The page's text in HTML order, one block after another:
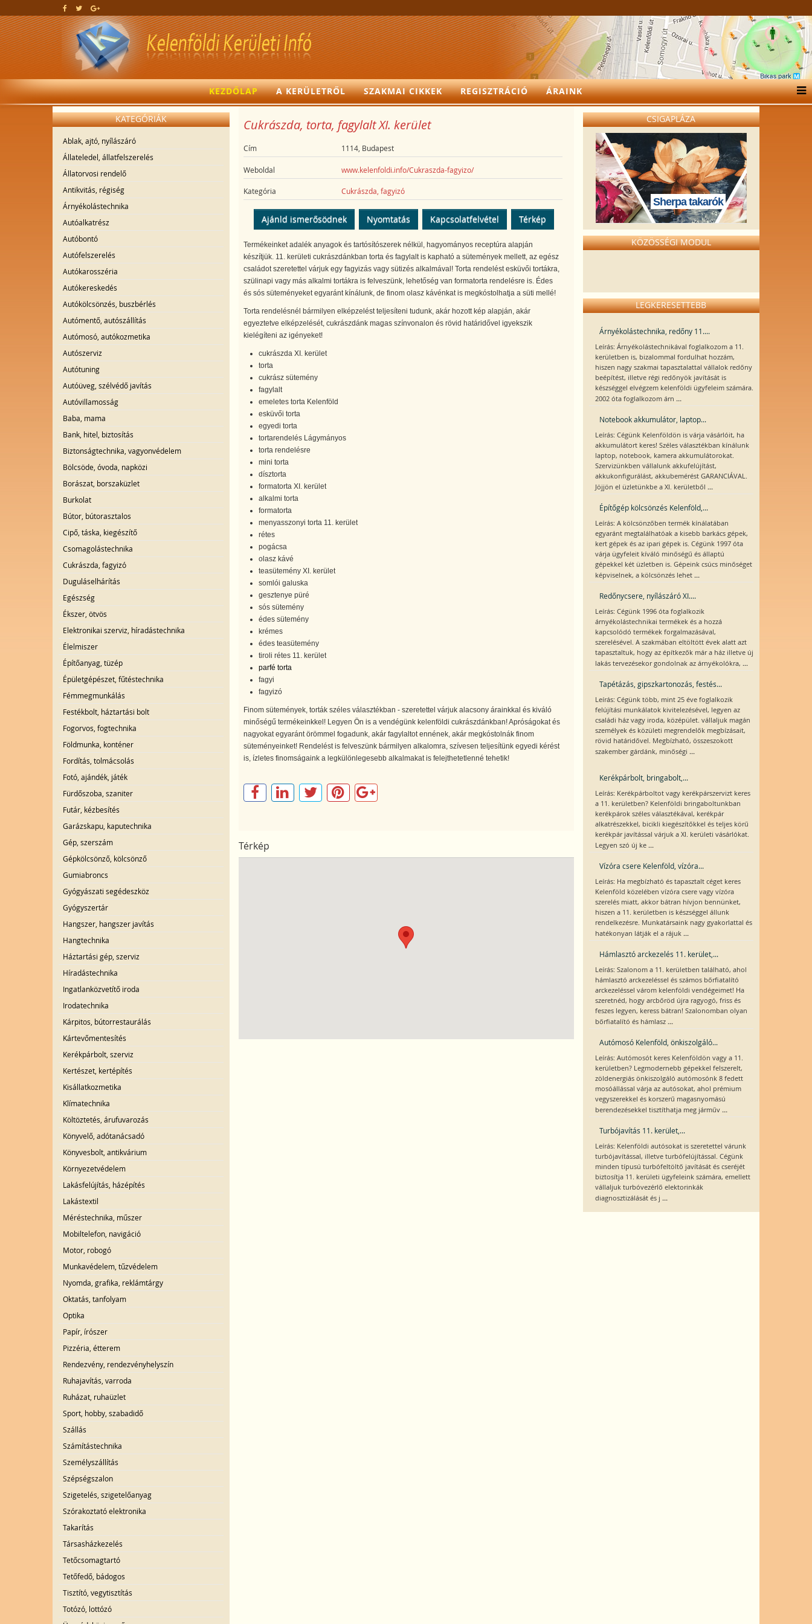
KEZDŐLAP A KERÜLETRŐL SZAKMAI CIKKEK REGISZTRÁCIÓ ÁRAINK
KATEGÓRIÁK
Ablak, ajtó, nyílászáró
Állateledel, állatfelszerelés
Állatorvosi rendelő
Antikvitás, régiség
Árnyékolástechnika
Autóalkatrész
Autóbontó
Autófelszerelés
Autókarosszéria
Autókereskedés
Autókölcsönzés, buszbérlés
Autómentő, autószállítás
Autómosó, autókozmetika
Autószerviz
Autótuning
Autóüveg, szélvédő javítás
Autóvillamosság
Baba, mama
Bank, hitel, biztosítás
Biztonságtechnika, vagyonvédelem
Bölcsöde, óvoda, napközi
Borászat, borszaküzlet
Burkolat
Bútor, bútorasztalos
Cipő, táska, kiegészítő
Csomagolástechnika
Cukrászda, fagyizó
Duguláselhárítás
Egészség
Ékszer, ötvös
Elektronikai szerviz, híradástechnika
Élelmiszer
Építőanyag, tüzép
Épületgépészet, fűtéstechnika
Fémmegmunkálás
Festékbolt, háztartási bolt
Fogorvos, fogtechnika
Földmunka, konténer
Fordítás, tolmácsolás
Fotó, ajándék, játék
Fürdőszoba, szaniter
Futár, kézbesítés
Garázskapu, kaputechnika
Gép, szerszám
Gépkölcsönző, kölcsönző
Gumiabroncs
Gyógyászati segédeszköz
Gyógyszertár
Hangszer, hangszer javítás
Hangtechnika
Háztartási gép, szerviz
Híradástechnika
Ingatlanközvetítő iroda
Irodatechnika
Kárpitos, bútorrestaurálás
Kártevőmentesítés
Kerékpárbolt, szerviz
Kertészet, kertépítés
Kisállatkozmetika
Klímatechnika
Költöztetés, árufuvarozás
Könyvelő, adótanácsadó
Könyvesbolt, antikvárium
Környezetvédelem
Lakásfelújítás, házépítés
Lakástextil
Méréstechnika, műszer
Mobiltelefon, navigáció
Motor, robogó
Munkavédelem, tűzvédelem
Nyomda, grafika, reklámtárgy
Oktatás, tanfolyam
Optika
Papír, írószer
Pizzéria, étterem
Rendezvény, rendezvényhelyszín
Ruhajavítás, varroda
Ruházat, ruhaüzlet
Sport, hobby, szabadidő
Szállás
Számítástechnika
Személyszállítás
Szépségszalon
Szigetelés, szigetelőanyag
Szórakoztató elektronika
Takarítás
Társasházkezelés
Tetőcsomagtartó
Tetőfedő, bádogos
Tisztító, vegytisztítás
Totózó, lottózó
Cukrászda, torta, fagylalt XI. kerület
Cím 1114, Budapest
Weboldal www.kelenfoldi.info/Cukraszda-fagyizo/
Kategória Cukrászda, fagyizó
Ajánld ismerősödnek Nyomtatás Kapcsolatfelvétel Térkép
Termékeinket adalék anyagok és tartósítószerek nélkül, hagyományos receptúra alapján
készítjük. 11. kerületi cukrászdánkban torta és fagylalt is kapható a sütemények mellett, az egész
családot szeretettel várjuk egy fagyizás vagy sütizés alkalmával! Torta rendelést esküvői tortákra,
szülinapi vagy más alkalmi tortákra is felveszünk, lehetőség van formatorta rendelésre is. Édes
és sós süteményeket egyaránt kínálunk, de finom olasz kávénkat is megkóstolhatja a süti mellé!
Torta rendelésnél bármilyen elképzelést teljesíteni tudunk, akár hozott kép alapján, akár
egyeztetve elképzelését, cukrászdánk magas színvonalon és rövid határidővel igyekszik
kielégíteni az igényeket!
cukrászda XI. kerület
torta
cukrász sütemény
fagylalt
emeletes torta Kelenföld
esküvői torta
egyedi torta
tortarendelés Lágymányos
torta rendelésre
mini torta
dísztorta
formatorta XI. kerület
alkalmi torta
formatorta
menyasszonyi torta 11. kerület
rétes
pogácsa
olasz kávé
teasütemény XI. kerület
somlói galuska
gesztenye püré
sós sütemény
édes sütemény
krémes
édes teasütemény
tiroli rétes 11. kerület
parfé torta
fagyi
fagyizó
Finom sütemények, torták széles választékban - szeretettel várjuk alacsony árainkkal és kiváló
minőségű termékeinkkel! Legyen Ön is a vendégünk kelenföldi cukrászdánkban! Apróságokat és
nagyokat egyaránt örömmel fogadunk, akár fagylaltot ennének, akár megkóstolnák finom
süteményeinket! Rendelést is felveszünk bármilyen alkalomra, szívesen teljesítünk egyedi kérést
is, ízletes finomságaink a legkülönlegesebb alkalmakat is felejthetetlenné tehetik!
Térkép
CSIGAPLÁZA
Sherpa takarók
KÖZÖSSÉGI MODUL
LEGKERESETTEBB
Árnyékolástechnika, redőny 11....
Leírás: Árnyékolástechnikával foglalkozom a 11.
kerületben is, bizalommal fordulhat hozzám,
hiszen nagy szakmai tapasztalattal vállalok redőny
beépítést, illetve régi redőnyök javítását is
készséggel elvégzem kelenföldi ügyfeleim számára.
2002 óta foglalkozom árn ...
Notebook akkumulátor, laptop...
Leírás: Cégünk Kelenföldön is várja vásárlóit, ha
akkumulátort keres! Széles választékban kínálunk
laptop, notebook, kamera akkumulátorokat.
Szervizünkben vállalunk akkufelújítást,
akkukonfigurálást, akkubemérést GARANCIÁVAL.
Jöjjön el üzletünkbe a XI. kerületből ...
Építőgép kölcsönzés Kelenföld,...
Leírás: A kölcsönzőben termék kínálatában
egyaránt megtalálhatóak a kisebb barkács gépek,
kert gépek és az ipari gépek is. Cégünk 1997 óta
várja ügyfeleit kíváló minőségű és állaptú
gépekkel két üzletben is. Gépeink csúcs minőséget
képviselnek, a kölcsönzés lehet ...
Redőnycsere, nyílászáró XI....
Leírás: Cégünk 1996 óta foglalkozik
árnyékolástechnikai termékek és a hozzá
kapcsolódó termékek forgalmazásával,
szerelésével. A szakmában eltöltött évek alatt azt
tapasztaltuk, hogy az építkezők már a ház illetve új
lakás tervezésekor gondolnak az árnyékolókra, ...
Tapétázás, gipszkartonozás, festés...
Leírás: Cégünk több, mint 25 éve foglalkozik
felújítási munkálatok kivitelezésével, legyen az
családi ház vagy iroda, középület. vállaljuk magán
személyek és közületi megrendelők megbízásait,
rövid határidővel. Megbízható, összeszokott
szakember gárdánk, minőségi ...
Kerékpárbolt, bringabolt,...
Leírás: Kerékpárboltot vagy kerékpárszervizt keres
a 11. kerületben? Kelenföldi bringaboltunkban
kerékpárok széles választékával, kerékpár
alkatrészekkel, bicikli kiegészítőkkel és teljes körű
kerékpár javítással várjuk a XI. kerületi vásárlókat.
Legyen szó új ke ...
Vízóra csere Kelenföld, vízóra...
Leírás: Ha megbízható és tapasztalt céget keres
Kelenföld közelében vízóra csere vagy vízóra
szerelés miatt, akkor bátran hívjon bennünket,
hiszen a 11. kerületben is készséggel állunk
rendelkezésre. Munkatársaink nagy gyakorlattal és
hatékonyan látják el a rájuk ...
Hámlasztó arckezelés 11. kerület,...
Leírás: Szalonom a 11. kerületben található, ahol
hámlasztó arckezeléssel és számos bőrfiatalító
arckezeléssel várom kelenföldi vendégeimet! Ha
szeretnéd, hogy arcbőröd újra ragyogó, friss és
feszes legyen, keress bátran! Szalonomban olyan
bőrfiatalító és hámlasz ...
Autómosó Kelenföld, önkiszolgáló...
Leírás: Autómosót keres Kelenföldön vagy a 11.
kerületben? Legmodernebb gépekkel felszerelt,
zöldenergiás önkiszolgáló autómosónk 8 fedett
mosóállással várja az autósokat, ahol prémium
vegyszerekkel és korszerű magasnyomású
berendezésekkel tisztíthatja meg járműv ...
Turbójavítás 11. kerület,...
Leírás: Kelenföldi autósokat is szeretettel várunk
turbójavítással, illetve turbófelújítással. Cégünk
minden típusú turbófeltöltő javítását és cseréjét
biztosítja 11. kerületi ügyfeleink számára, emellett
vállaljuk turbóvezérlő elektorinkák
diagnosztizálását és j ...